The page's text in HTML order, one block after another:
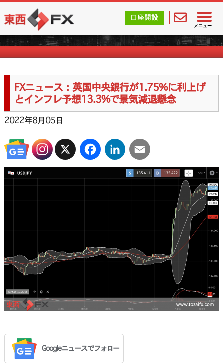
メニュー
東西FX｜海外FX会社（ブローカー）の無料口座開設サポ
口座開設
FXニュース一覧
FXニュース：英国中央銀行が1.75%に利上げ
とインフレ予想13.3%で景気減退懸念
2022年8月05日
X FacebookLinkedInEmail
Googleニュースでフォロー